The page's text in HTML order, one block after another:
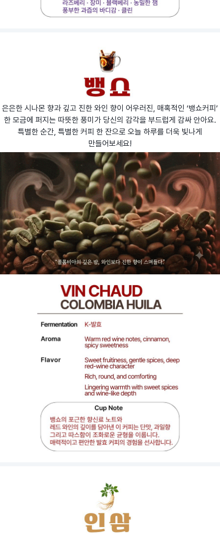
은은한 시나몬 향과 깊고 진한 와인 향이 어우러진, 매혹적인 ‘뱅쇼커피’
한 모금에 퍼지는 따뜻한 풍미가 당신의 감각을 부드럽게 감싸 안아요.
특별한 순간, 특별한 커피 한 잔으로 오늘 하루를 더욱 빛나게
만들어보세요!